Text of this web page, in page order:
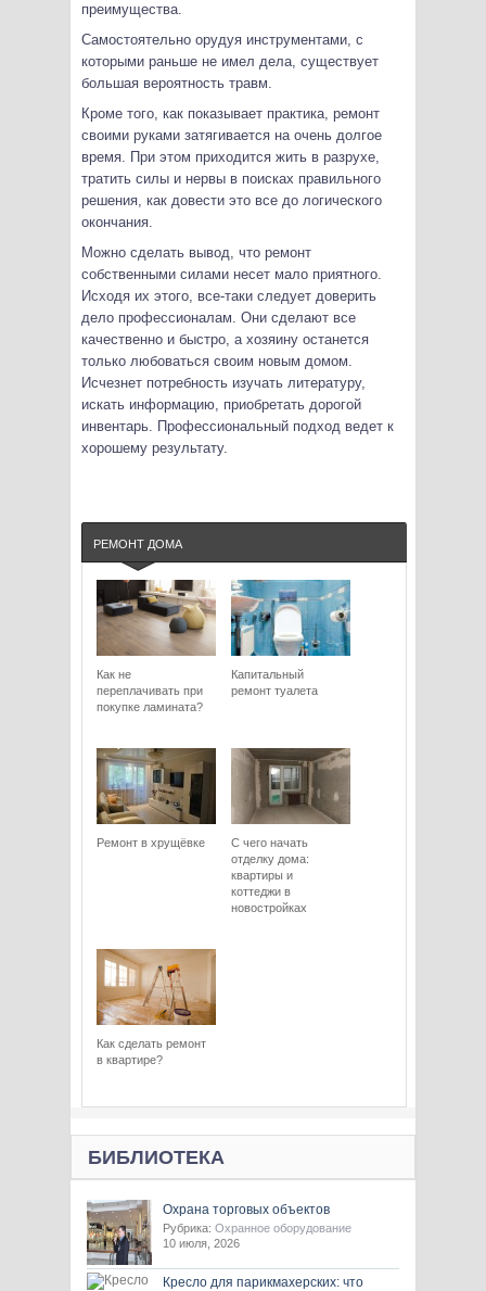
преимущества.
Самостоятельно орудуя инструментами, с
которыми раньше не имел дела, существует
большая вероятность травм.
Кроме того, как показывает практика, ремонт
своими руками затягивается на очень долгое
время. При этом приходится жить в разрухе,
тратить силы и нервы в поисках правильного
решения, как довести это все до логического
окончания.
Можно сделать вывод, что ремонт
собственными силами несет мало приятного.
Исходя их этого, все-таки следует доверить
дело профессионалам. Они сделают все
качественно и быстро, а хозяину останется
только любоваться своим новым домом.
Исчезнет потребность изучать литературу,
искать информацию, приобретать дорогой
инвентарь. Профессиональный подход ведет к
хорошему результату.
РЕМОНТ ДОМА
Как не
переплачивать при
покупке ламината?
Капитальный
ремонт туалета
Ремонт в хрущёвке
С чего начать
отделку дома:
квартиры и
коттеджи в
новостройках
Как сделать ремонт
в квартире?
БИБЛИОТЕКА
Охрана торговых объектов
Рубрика: Охранное оборудование
10 июля, 2026
Кресло для парикмахерских: что